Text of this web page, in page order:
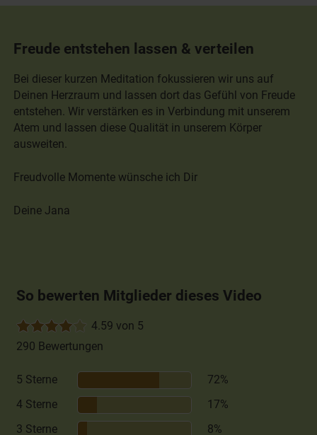
Freude entstehen lassen & verteilen
Bei dieser kurzen Meditation fokussieren wir uns auf
Deinen Herzraum und lassen dort das Gefühl von Freude
entstehen. Wir verstärken es in Verbindung mit unserem
Atem und lassen diese Qualität in unserem Körper
ausweiten.
Freudvolle Momente wünsche ich Dir
Deine Jana
So bewerten Mitglieder dieses Video
4.59 von 5
290 Bewertungen
5 Sterne
72%
4 Sterne
17%
3 Sterne
8%